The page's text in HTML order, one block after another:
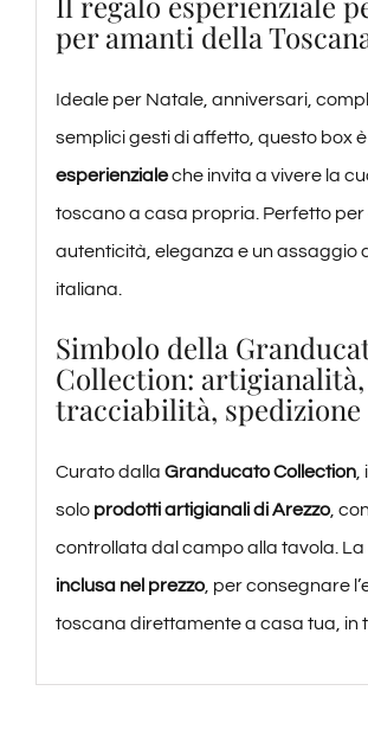
per amanti della
Ideale per Natale, anniversari,
semplici gesti di affetto, questo box è
esperienzialeche invita a vivere la
toscano a casa propria. Perfetto per
autenticità, eleganza e un assaggio
italiana.
Simbolo della
Collection: artigianalità,
tracciabilità, spedizione
Curato dalla Granducato Collection,
solo prodotti artigianali di Arezzo,
controllata dal campo alla tavola. La
inclusa nel prezzo, per consegnare
toscana direttamente a casa tua, in